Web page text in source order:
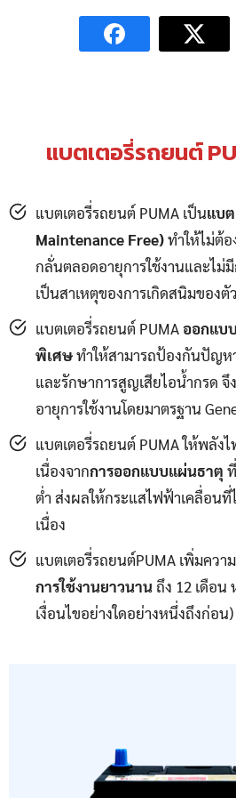
แบตเตอรี่รถยนต์
แบตเตอรี่รถยนต์ PUMA เป็นแบ
Maintenance Free)ทำให้ไม่ต้อ
กลั่นตลอดอายุการใช้งานและไม่
เป็นสาเหตุของการเกิดสนิมของตั
แบตเตอรี่รถยนต์ PUMAออกแบ
พิเศษทำให้สามารถป้องกันปัญห
และรักษาการสูญเสียไอน้ำกรด
อายุการใช้งานโดยมาตรฐาน
แบตเตอรี่รถยนต์ PUMA ให้พลัง
เนื่องจากการออกแบบแผ่นธาตุ
ต่ำ ส่งผลให้กระแสไฟฟ้าเคลื่อนที่
เนื่อง
แบตเตอรี่รถยนต์PUMA เพิ่มควา
การใช้งานยาวนานถึง 12 เดือน
เงื่อนไขอย่างใดอย่างหนึ่งถึงก่อน)